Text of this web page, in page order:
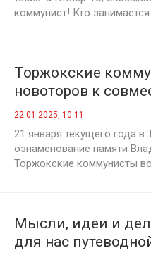
коммунист! Кто
Торжокские
новоторов к
проблем города
22.01.2025, 10:11
21 января текущего года
ознаменование памяти
Торжокские коммунисты
Мысли, идеи и
для нас